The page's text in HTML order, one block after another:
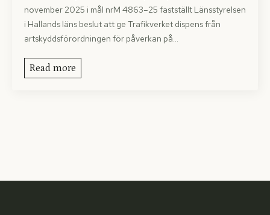
november 2025 i mål nrM 4863–25 fastställt Länsstyrelsen
i Hallands läns beslut att ge Trafikverket dispens från
artskyddsförordningen för påverkan på…
Read more